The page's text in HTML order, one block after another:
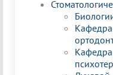
Кафедра